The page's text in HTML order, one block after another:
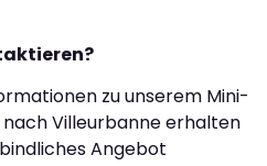
zu unserem Mini-
Villeurbanne erhalten
Angebot